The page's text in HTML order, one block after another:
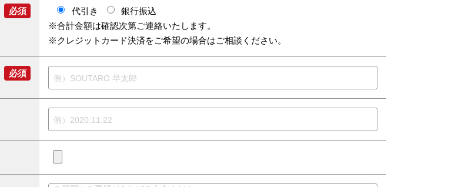
必須 代引き
銀行振込
※合計金額は確認次第ご連絡いたします。
※クレジットカード決済をご希望の場合はご相談ください。
必須